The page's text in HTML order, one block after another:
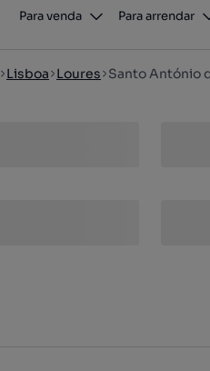
Para venda Para arrendar
Lisboa Loures Santo António